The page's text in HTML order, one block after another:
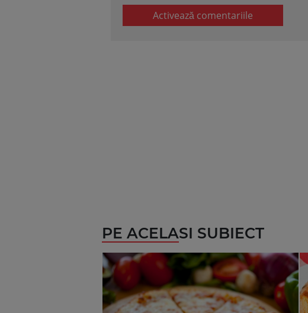
Activează comentariile
PE ACELASI SUBIECT